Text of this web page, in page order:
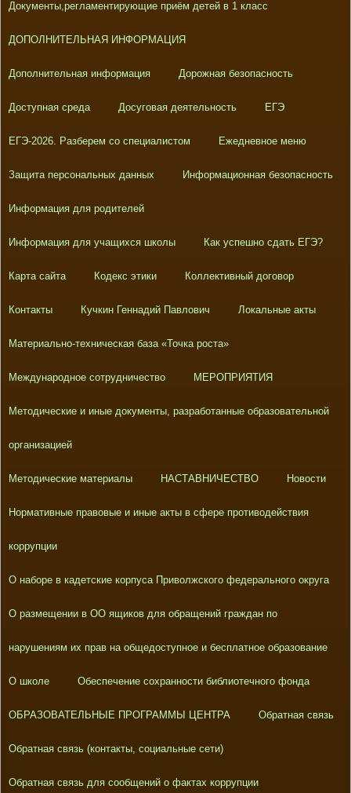
Документы,регламентирующие приём детей в 1 класс
ДОПОЛНИТЕЛЬНАЯ ИНФОРМАЦИЯ
Дополнительная информация Дорожная безопасность
Доступная среда Досуговая деятельность ЕГЭ
ЕГЭ-2026. Разберем со специалистом Ежедневное меню
Защита персональных данных Информационная безопасность
Информация для родителей
Информация для учащихся школы Как успешно сдать ЕГЭ?
Карта сайта Кодекс этики Коллективный договор
Контакты Кучкин Геннадий Павлович Локальные акты
Материально-техническая база «Точка роста»
Международное сотрудничество МЕРОПРИЯТИЯ
Методические и иные документы, разработанные образовательной
организацией
Методические материалы НАСТАВНИЧЕСТВО Новости
Нормативные правовые и иные акты в сфере противодействия
коррупции
О наборе в кадетские корпуса Приволжского федерального округа
О размещении в ОО ящиков для обращений граждан по
нарушениям их прав на общедоступное и бесплатное образование
О школе Обеспечение сохранности библиотечного фонда
ОБРАЗОВАТЕЛЬНЫЕ ПРОГРАММЫ ЦЕНТРА Обратная связь
Обратная связь (контакты, социальные сети)
Обратная связь для сообщений о фактах коррупции